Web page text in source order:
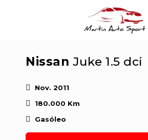
EMPRESA
VIATURAS
SERVIÇOS
NissanJuke 1.5 dci
Nov. 2011
180.000 Km
Gasóleo